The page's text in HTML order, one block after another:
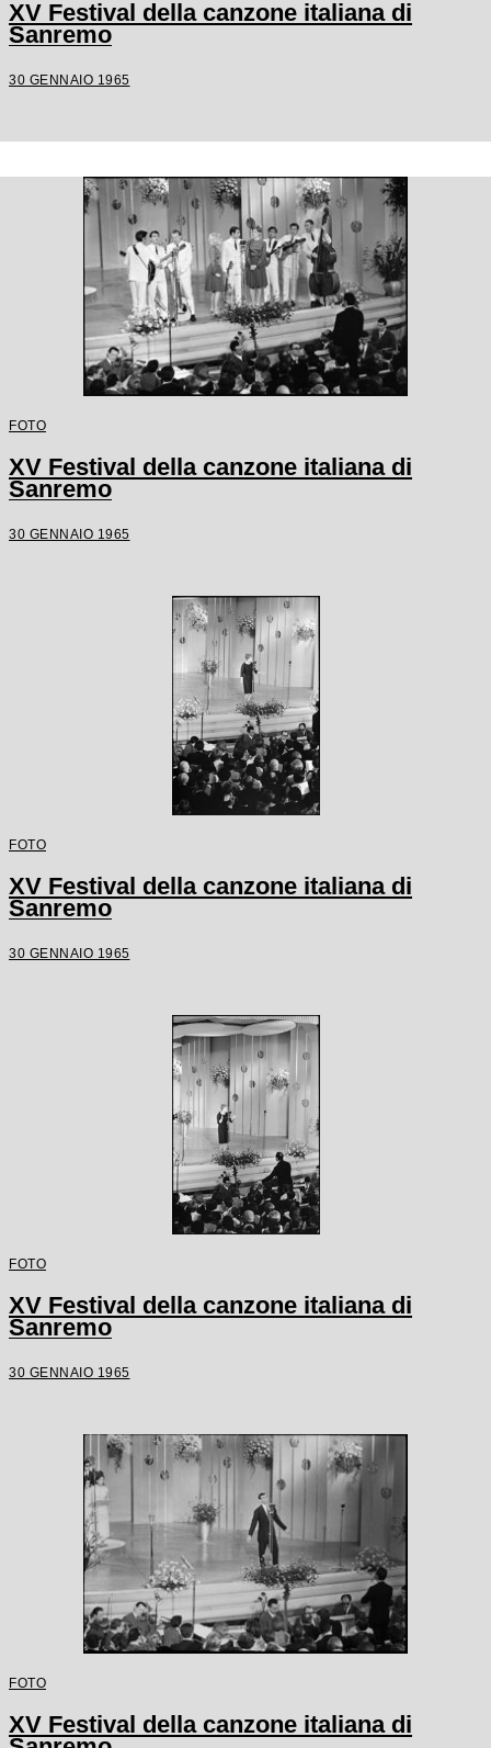
XV Festival della canzone italiana di
Sanremo
30 GENNAIO 1965
FOTO
XV Festival della canzone italiana di
Sanremo
30 GENNAIO 1965
FOTO
XV Festival della canzone italiana di
Sanremo
30 GENNAIO 1965
FOTO
XV Festival della canzone italiana di
Sanremo
30 GENNAIO 1965
FOTO
XV Festival della canzone italiana di